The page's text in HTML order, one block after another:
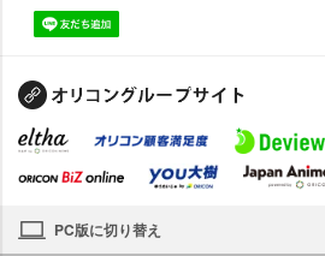
PC版に切り替え